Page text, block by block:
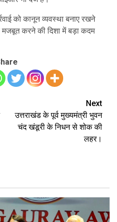
को कानून व्यवस्था बनाए रखने
करने की दिशा में बड़ा कदम
Next
उत्तराखंड के पूर्व मुख्यमंत्री भुवन
चंद खंडूरी के निधन से शोक की
लहर।